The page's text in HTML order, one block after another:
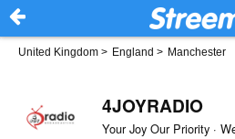
United Kingdom > England > Manchester
4JOYRADIO
Your Joy Our Priority ·